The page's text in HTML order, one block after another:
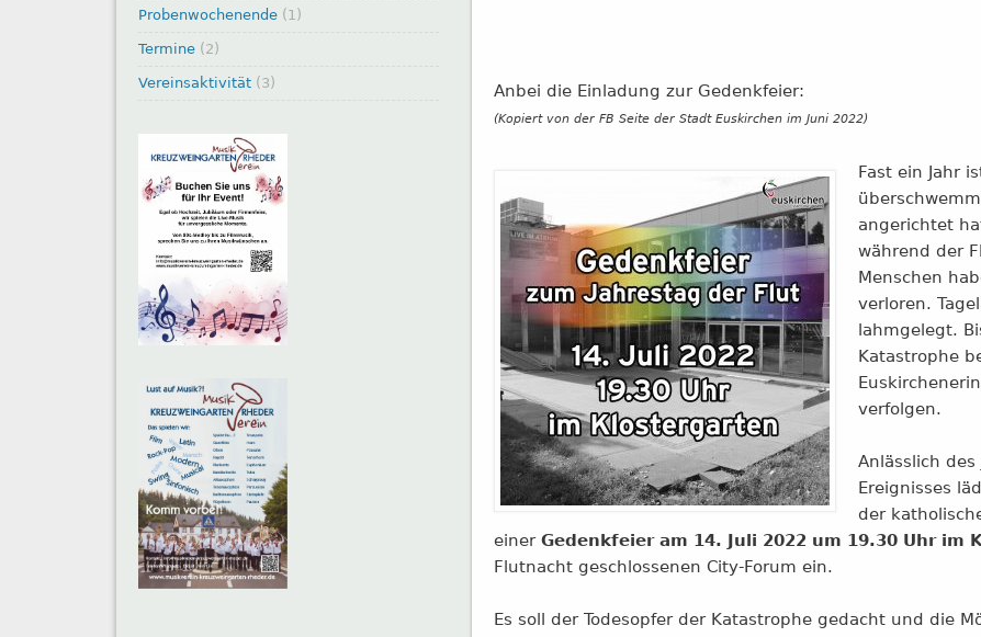
Anbei die Einladung zur Gedenkfeier:
(Kopiert von der FB Seite der Stadt Euskirchen im Juni 2022)
Fast ein Jahr
angerichtet
während der
Menschen
verloren.
lahmgelegt.
Katastrophe
verfolgen.
Anlässlich
Ereignisses
der
einerGedenkfeier am 14. Juli 2022 um 19.30 Uhr im
Flutnacht geschlossenen City-Forum ein.
Es soll der Todesopfer der Katastrophe gedacht und die
Probenwochenende(1)
Termine(2)
Vereinsaktivität(3)